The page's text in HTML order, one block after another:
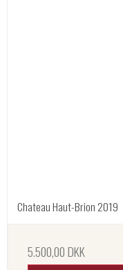
Chateau Haut-Brion 2019
5.500,00 DKK